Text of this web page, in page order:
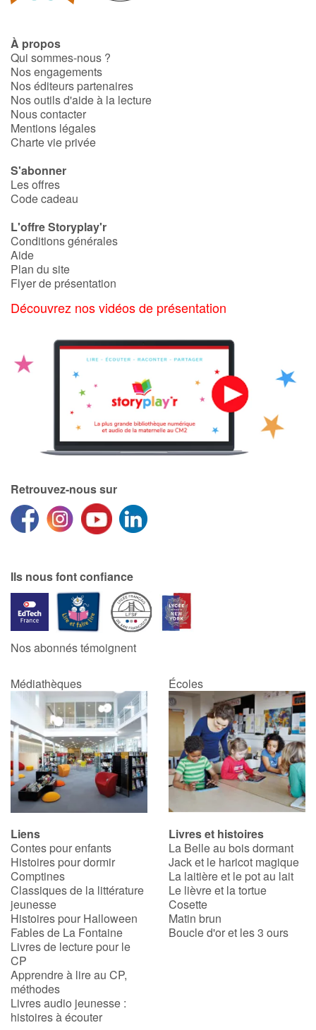
À propos
Qui sommes-nous ?
Nos engagements
Nos éditeurs partenaires
Nos outils d'aide à la lecture
Nous contacter
Mentions légales
Charte vie privée
S'abonner
Les offres
Code cadeau
L'offre Storyplay'r
Conditions générales
Aide
Plan du site
Flyer de présentation
Découvrez nos vidéos de présentation
Retrouvez-nous sur
Ils nous font confiance
Nos abonnés témoignent
Médiathèques Écoles
Liens
Contes pour enfants
Histoires pour dormir
Comptines
Classiques de la littérature
jeunesse
Histoires pour Halloween
Fables de La Fontaine
Livres de lecture pour le
CP
Apprendre à lire au CP,
méthodes
Livres audio jeunesse :
histoires à écouter
Livres et histoires
La Belle au bois dormant
Jack et le haricot magique
La laitière et le pot au lait
Le lièvre et la tortue
Cosette
Matin brun
Boucle d'or et les 3 ours